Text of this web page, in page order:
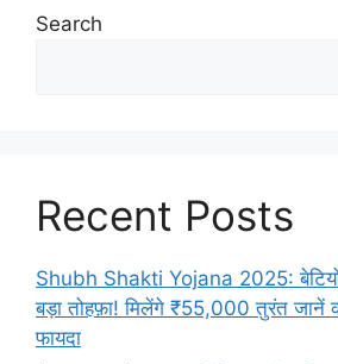
Search
Recent Posts
Shubh Shakti Yojana 2025:
बड़ा तोहफ़ा! मिलेंगे ₹55,000 तुरंत जानें
फायदा